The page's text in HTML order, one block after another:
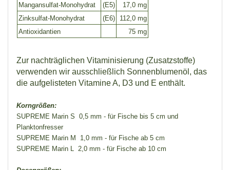
Mangansulfat-Monohydrat
(E5)
17,0 mg
Zinksulfat-Monohydrat
(E6)
112,0 mg
Antioxidantien
75 mg
Zur nachträglichen Vitaminisierung (Zusatzstoffe)
verwenden wir ausschließlich Sonnenblumenöl, das
die aufgelisteten Vitamine A, D3 und E enthält.
Korngrößen:
SUPREME Marin S 0,5 mm - für Fische bis 5 cm und
Planktonfresser
SUPREME Marin M 1,0 mm - für Fische ab 5 cm
SUPREME Marin L 2,0 mm - für Fische ab 10 cm